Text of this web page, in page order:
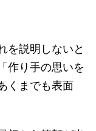
を説明しないと
作り手の思いを
くまでも表面